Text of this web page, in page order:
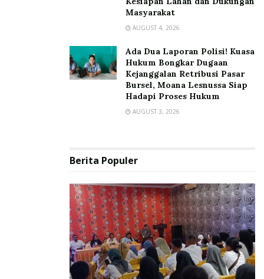
Masyarakat
AUGUST 4, 2026
Ada Dua Laporan Polisi! Kuasa
Hukum Bongkar Dugaan
Kejanggalan Retribusi Pasar
Bursel, Moana Lesnussa Siap
Hadapi Proses Hukum
AUGUST 3, 2026
Berita Populer